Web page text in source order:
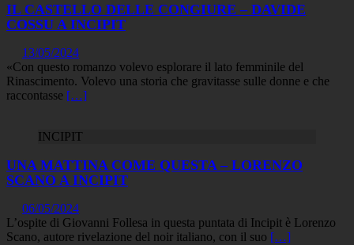
IL CASTELLO DELLE CONGIURE – DAVIDE
COSSU A INCIPIT
13/05/2024
«Con questo romanzo volevo esplorare il lato femminile del
Rinascimento. Volevo una storia che gravitasse sulle donne e che
raccontasse […]
INCIPIT
UNA MATTINA COME QUESTA – LORENZO
SCANO A INCIPIT
06/05/2024
L’ospite di Giovanni Follesa in questa puntata di Incipit è Lorenzo
Scano, autore rivelazione del noir italiano, con il suo […]